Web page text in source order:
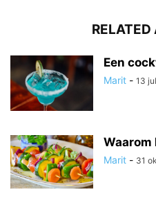
RELATED
Een
Marit - 13
Waarom
Marit - 31